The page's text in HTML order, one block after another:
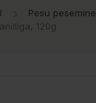
Pesu pesemine
120g